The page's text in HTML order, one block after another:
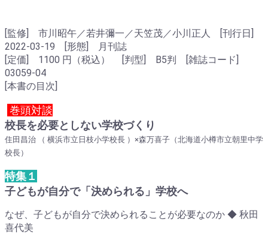
[監修] 市川昭午／若井彌一／天笠茂／小川正人 [刊行日]
2022-03-19 [形態] 月刊誌
[定価] 1100 円（税込） [判型] B5判 [雑誌コード]
03059-04
[本書の目次]
巻頭対談
校長を必要としない学校づくり
住田昌治 （ 横浜市立日枝小学校長 ）×森万喜子（北海道小樽市立朝里中学
校長）
特集１
子どもが自分で「決められる」学校へ
なぜ、子どもが自分で決められることが必要なのか ◆ 秋田
喜代美